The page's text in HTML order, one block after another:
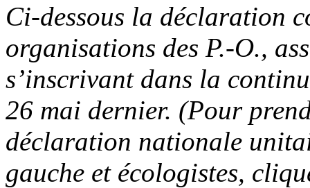
Ci-dessous la déclaration
organisations des P.-O.,
s’inscrivant dans la
26 mai dernier. (Pour
déclaration nationale
gauche et écologistes,